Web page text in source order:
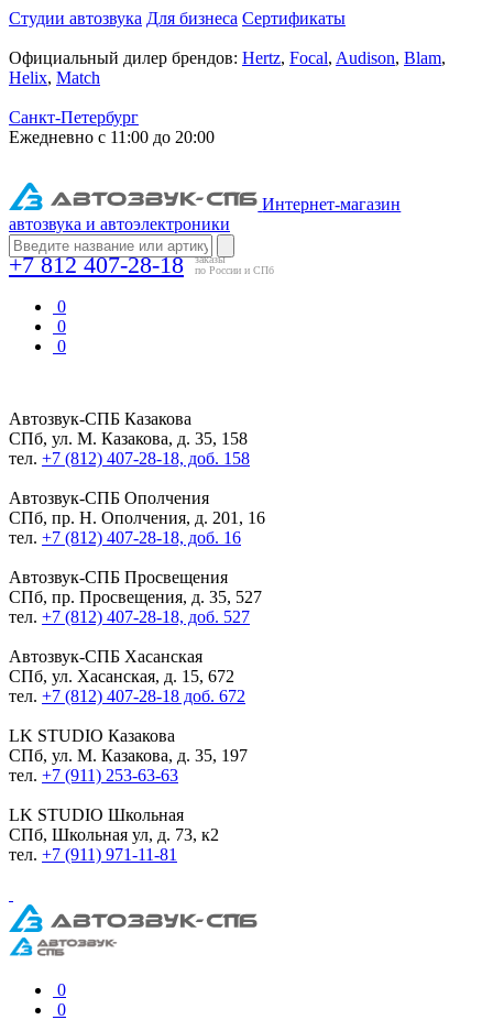
Студии автозвука Для бизнеса Сертификаты
Официальный дилер брендов: Hertz, Focal, Audison, Blam,
Helix, Match
Санкт-Петербург
Ежедневно с 11:00 до 20:00
Интернет-магазин
автозвука и автоэлектроники
+7 812 407-28-18
заказы
по России и СПб
0
0
0
Автозвук-СПБ Казакова
СПб, ул. М. Казакова, д. 35, 158
тел. +7 (812) 407-28-18, доб. 158
Автозвук-СПБ Ополчения
СПб, пр. Н. Ополчения, д. 201, 16
тел. +7 (812) 407-28-18, доб. 16
Автозвук-СПБ Просвещения
СПб, пр. Просвещения, д. 35, 527
тел. +7 (812) 407-28-18, доб. 527
Автозвук-СПБ Хасанская
СПб, ул. Хасанская, д. 15, 672
тел. +7 (812) 407-28-18 доб. 672
LK STUDIO Казакова
СПб, ул. М. Казакова, д. 35, 197
тел. +7 (911) 253-63-63
LK STUDIO Школьная
СПб, Школьная ул, д. 73, к2
тел. +7 (911) 971-11-81
0
0